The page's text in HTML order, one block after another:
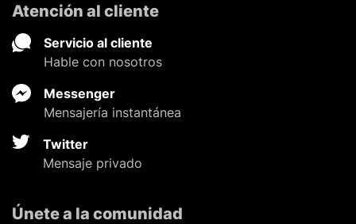
Atención al cliente
Servicio al cliente
Hable con nosotros
Messenger
Mensajería instantánea
Twitter
Mensaje privado
Únete a la comunidad